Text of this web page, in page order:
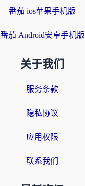
番茄 ios苹果手机版
番茄 Android安卓手机版
关于我们
服务条款
隐私协议
应用权限
联系我们